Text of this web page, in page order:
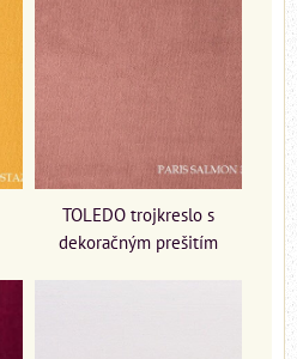
TOLEDO trojkreslo s
dekoračným prešitím